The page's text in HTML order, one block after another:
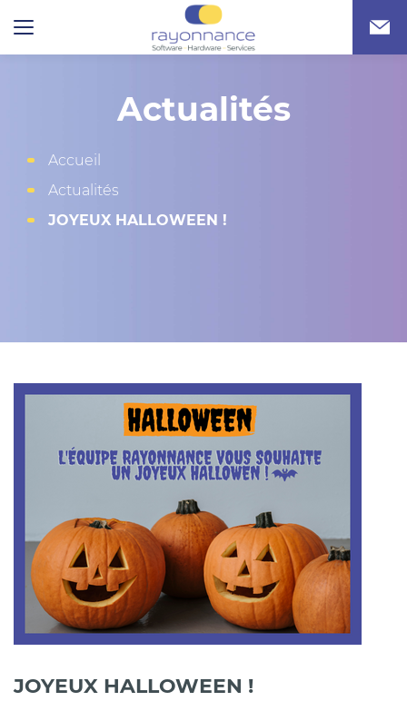
Actualités
Accueil
Actualités
JOYEUX HALLOWEEN !
JOYEUX HALLOWEEN !